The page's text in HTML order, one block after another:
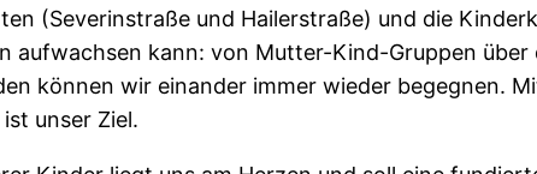
(Severinstraße und Hailerstraße) und die
aufwachsen kann: von Mutter-Kind-Gruppen
können wir einander immer wieder begegnen.
unser Ziel.